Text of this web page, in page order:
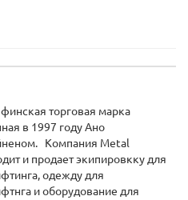
финская торговая марка
в 1997 году Ано
Компания Metal
и продает экипировкку для
одежду для
и оборудование для